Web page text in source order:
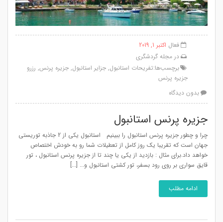
فعال اکتبر 1, 2019
در مجله گردشگری
برچسب‌ها:تفریحات استانبول, جزایر استانبول, جزیره پرنس, رزرو
جزیره پرنس
بدون دیدگاه
جزیره پرنس استانبول
چرا و چطور جزیره پرنس استانبول را ببینیم استانبول یکی از 2 جاذبه توریستی
جهان است که تقریبا یک روز کامل از تعطیلات شما رو به خودش اختصاص
خواهد داد.برای مثال : بازدید از یکی یا چند تا از جزیره پرنس استانبول ، تور
قایق سواری بر روی رود بسفر، تور کشتی استانبول و... [...]
ادامه مطلب